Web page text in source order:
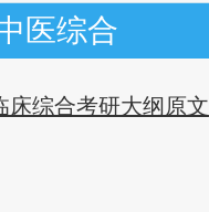
医综合
床综合考研大纲原文